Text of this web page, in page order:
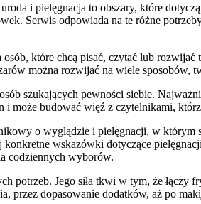
i pielęgnacja to obszary, które
Serwis odpowiada na te różne
osób, które chcą pisać, czytać lub
można rozwijać na wiele
szukających pewności siebie.
i może budować więź z czytelnikami,
o wyglądzie i pielęgnacji, w
wskazówki dotyczące
codziennych wyborów.
potrzeb. Jego siła tkwi w tym, że
przez dopasowanie dodatków, aż po